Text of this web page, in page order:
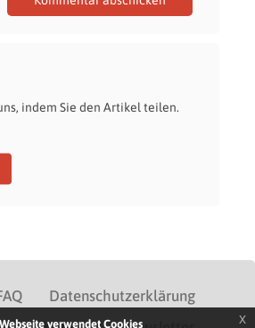
indem Sie den Artikel teilen.
Datenschutzerklärung
verwendet Cookies x